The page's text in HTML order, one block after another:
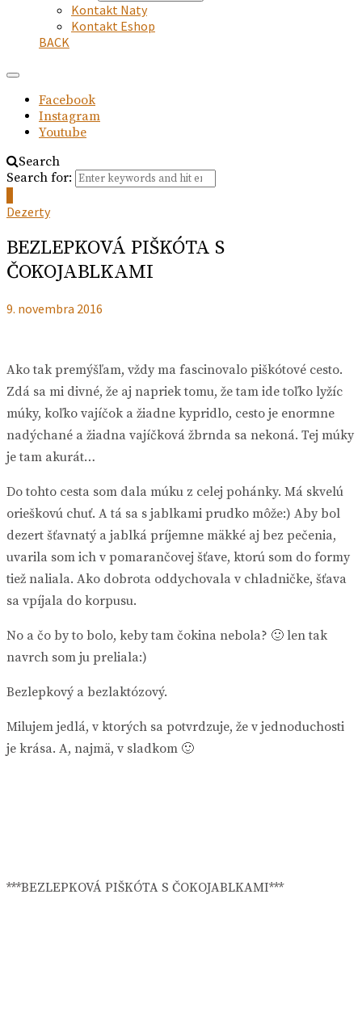
Kontakt Naty
Kontakt Eshop
BACK
Facebook
Instagram
Youtube
Search
Search for:
Dezerty
BEZLEPKOVÁ PIŠKÓTA S
ČOKOJABLKAMI
9. novembra 2016
Ako tak premýšľam, vždy ma fascinovalo piškótové cesto.
Zdá sa mi divné, že aj napriek tomu, že tam ide toľko lyžíc
múky, koľko vajíčok a žiadne kypridlo, cesto je enormne
nadýchané a žiadna vajíčková žbrnda sa nekoná. Tej múky
je tam akurát…
Do tohto cesta som dala múku z celej pohánky. Má skvelú
orieškovú chuť. A tá sa s jablkami prudko môže:) Aby bol
dezert šťavnatý a jablká príjemne mäkké aj bez pečenia,
uvarila som ich v pomarančovej šťave, ktorú som do formy
tiež naliala. Ako dobrota oddychovala v chladničke, šťava
sa vpíjala do korpusu.
No a čo by to bolo, keby tam čokina nebola? 🙂 len tak
navrch som ju preliala:)
Bezlepkový a bezlaktózový.
Milujem jedlá, v ktorých sa potvrdzuje, že v jednoduchosti
je krása. A, najmä, v sladkom 🙂
***BEZLEPKOVÁ PIŠKÓTA S ČOKOJABLKAMI***